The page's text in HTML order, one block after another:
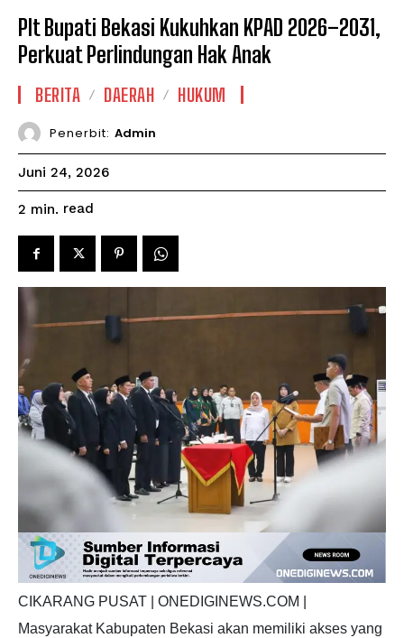
Plt Bupati Bekasi Kukuhkan KPAD 2026–2031,
Perkuat Perlindungan Hak Anak
BERITA DAERAH HUKUM
Penerbit: Admin
Juni 24, 2026
2 min. read
CIKARANG PUSAT | ONEDIGINEWS.COM |
Masyarakat Kabupaten Bekasi akan memiliki akses yang